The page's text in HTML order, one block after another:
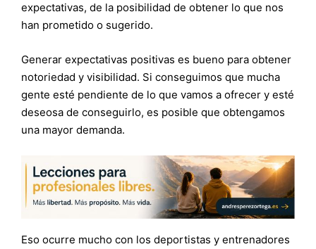
expectativas, de la posibilidad de obtener lo que nos
han prometido o sugerido.
Generar expectativas positivas es bueno para obtener
notoriedad y visibilidad. Si conseguimos que mucha
gente esté pendiente de lo que vamos a ofrecer y esté
deseosa de conseguirlo, es posible que obtengamos
una mayor demanda.
Eso ocurre mucho con los deportistas y entrenadores